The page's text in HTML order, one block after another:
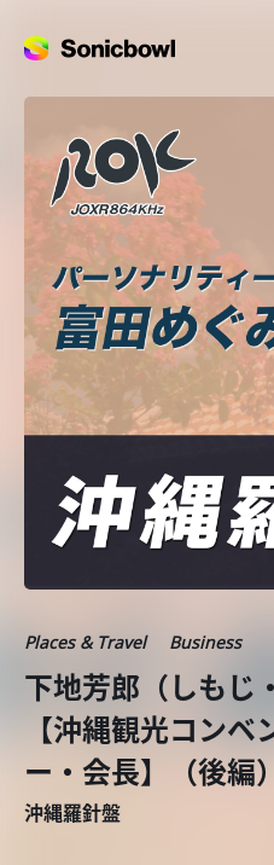
Places & Travel Business
下地芳郎（しもじ
【沖縄観光コン
ー・会長】（後編）
沖縄羅針盤